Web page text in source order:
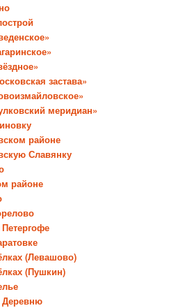
застава»
меридиан»
районе
Славянку
районе
(Левашово)
(Пушкин)
Деревню